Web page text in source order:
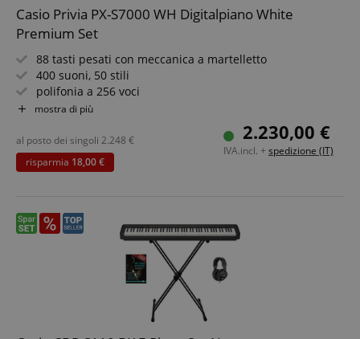
Casio Privia PX-S7000 WH Digitalpiano White
Premium Set
88 tasti pesati con meccanica a martelletto
400 suoni, 50 stili
polifonia a 256 voci
Effetti: 8x simulatore di riverbero, 8x reverb, 3x surround
Inclusi pedale triplo, supporto, copritastiera in feltro,
alimentatore, adattatore Bluetooth®, leggio
Set risparmio con panca da pianoforte abbinata
mostra di più
2.230,00 €
IVA.incl. + spedizione (IT)
al posto dei singoli 2.248 €
risparmia 18,00 €